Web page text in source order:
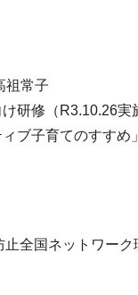
祖常子
研修（R3.10.26実
ブ子育てのすすめ
全国ネットワーク